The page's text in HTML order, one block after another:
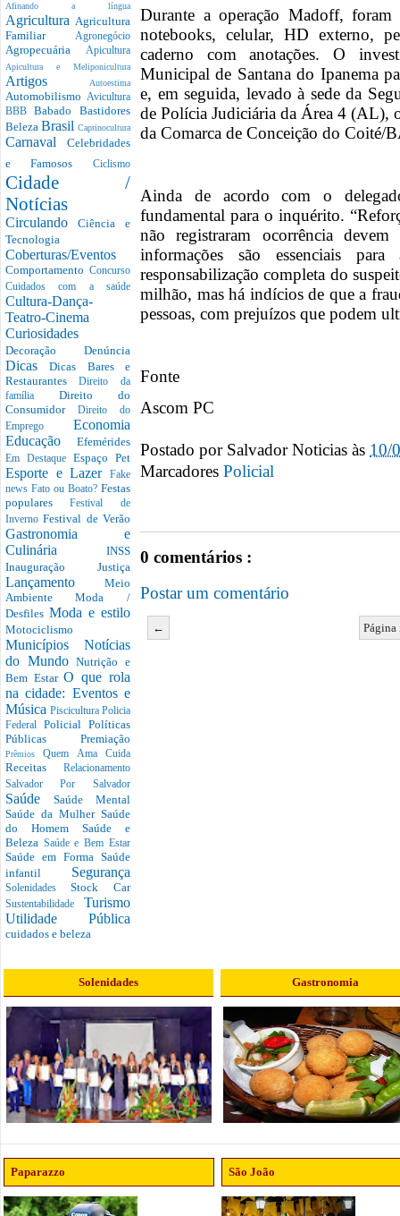
Afinando a língua
Agricultura Agricultura
Familiar Agronegócio
Agropecuária Apicultura
Apicultura e Meliponicultura
Artigos Autoestima
Automobilismo Avicultura
BBBBabado Bastidores
Beleza Brasil Caprinocultura
Carnaval Celebridades
e Famosos Ciclismo
Cidade /
Notícias
CirculandoCiência e
Tecnologia
Coberturas/Eventos
Comportamento Concurso
Cuidados com a saúde
Cultura-Dança-
Teatro-Cinema
Curiosidades
Decoração Denúncia
DicasDicas Bares e
RestaurantesDireito da
família Direito do
Consumidor Direito do
Emprego Economia
Educação Efemérides
Em Destaque Espaço Pet
Esporte e Lazer
Fake
news Fato ou Boato? Festas
popularesFestival de
InvernoFestival de Verão
Gastronomia e
Culinária INSS
Inauguração Justiça
Lançamento Meio
AmbienteModa /
Desfiles Moda e estilo
Motociclismo
Municípios Notícias
do MundoNutrição e
Bem EstarO que rola
na cidade: Eventos e
Música Piscicultura Policia
Federal Policial Políticas
Públicas Premiação
PrêmiosQuem Ama Cuida
Receitas Relacionamento
Salvador Por Salvador
Saúde Saúde Mental
Saúde da Mulher Saúde
do Homem Saúde e
Beleza Saúde e Bem Estar
Saúde em Forma Saúde
infantil Segurança
SolenidadesStock Car
Sustentabilidade Turismo
Utilidade Pública
cuidados e beleza
Durante a operação Madoff,
notebooks, celular, HD externo,
caderno com anotações. O
Municipal de Santana do Ipanema
e, em seguida, levado à sede da
de Polícia Judiciária da Área 4 (AL),
da Comarca de Conceição do Coité/
Ainda de acordo com o
fundamental para o inquérito.
não registraram ocorrência
informações são essenciais
responsabilização completa do
milhão, mas há indícios de que a
pessoas, com prejuízos que podem
Fonte
Ascom PC
Postado por Salvador Noticias às 10/
Marcadores
0 comentários :
Postar um comentário
←
Solenidades Gastronomia
Paparazzo São João